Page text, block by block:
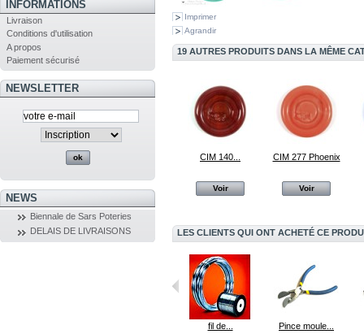
INFORMATIONS
Livraison
Conditions d'utilisation
A propos
Paiement sécurisé
NEWSLETTER
NEWS
Biennale de Sars Poteries
DELAIS DE LIVRAISONS
Imprimer
Agrandir
19 AUTRES PRODUITS DANS LA MÊME
CIM 140...
Voir
CIM 277 Phoenix
Voir
LES CLIENTS QUI ONT ACHETÉ CE
fil de... Pince moule...